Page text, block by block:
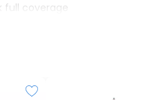
full coverage